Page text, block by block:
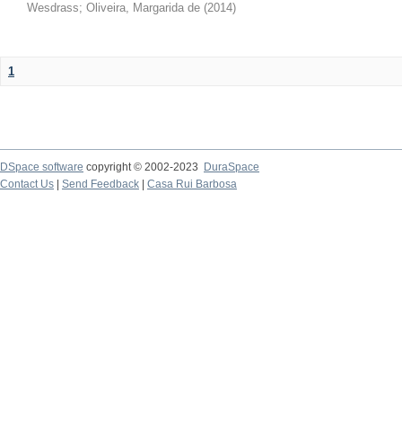
Wesdrass; Oliveira, Margarida de (2014)
1
DSpace software copyright © 2002-2023
DuraSpace
Contact Us
Send Feedback Casa Rui Barbosa